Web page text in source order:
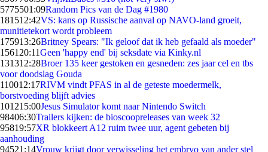
5775501:09Random Pics van de Dag #1980
181512:42VS: kans op Russische aanval op NAVO-land groeit,
munitietekort wordt probleem
175913:26Britney Spears: "Ik geloof dat ik heb gefaald als moeder"
1561 20:11Geen 'happy end' bij seksdate via Kinky.nl
131312:28Broer 135 keer gestoken en gesneden: zes jaar cel en tbs
voor doodslag Gouda
110012:17RIVM vindt PFAS in al de geteste moedermelk,
borstvoeding blijft advies
101215:00Jesus Simulator komt naar Nintendo Switch
98406:30Trailers kijken: de bioscoopreleases van week 32
95819:57XR blokkeert A12 ruim twee uur, agent gebeten bij
aanhouding
94521:14Vrouw krijgt door verwisseling het embryo van ander stel